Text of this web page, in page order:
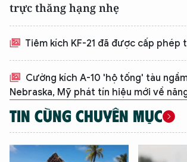
trực thăng hạng nhẹ
Tiêm kích KF-21 đã được cấp phép
Cường kích A-10 'hộ tống' tàu
Nebraska, Mỹ phát tín hiệu mới về
TIN CÙNG CHUYÊN MỤC